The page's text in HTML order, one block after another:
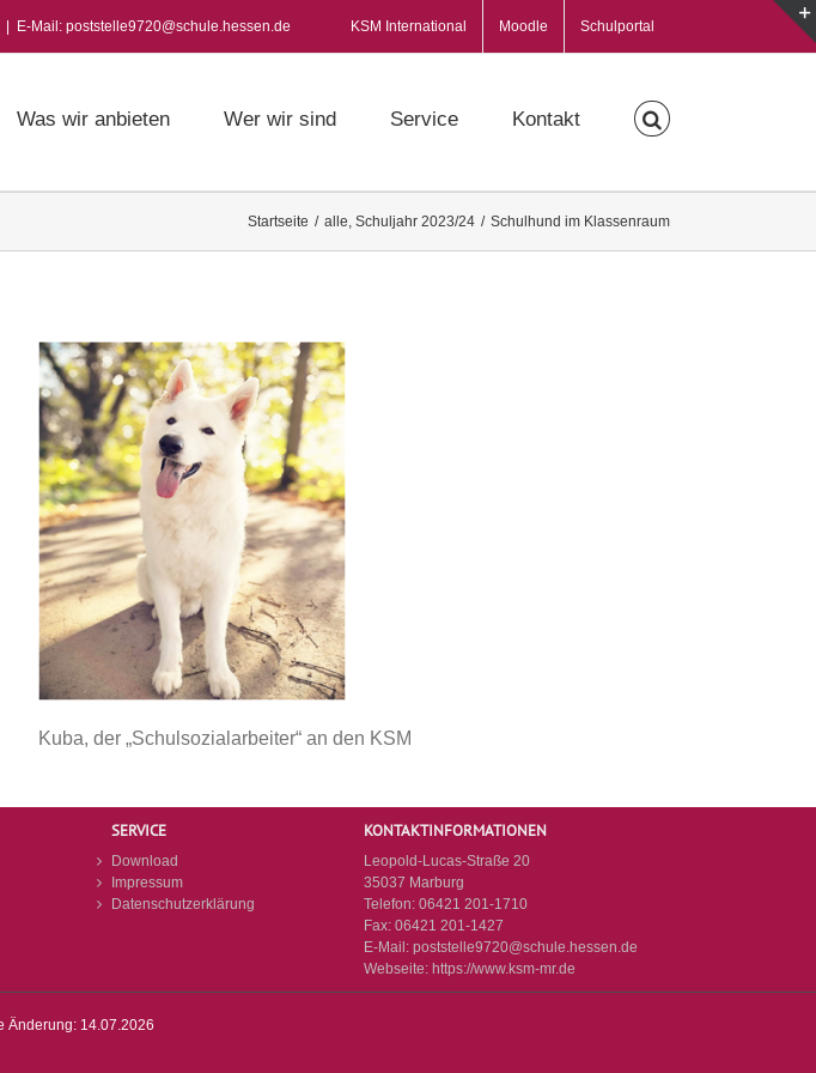
E-Mail: poststelle9720@schule.hessen.de KSM International Moodle Schulportal
Was wir anbieten Wer wir sind Service Kontakt
Startseite / alle, Schuljahr 2023/24 / Schulhund im Klassenraum
Kuba, der „Schulsozialarbeiter“ an den KSM
SERVICE
Download
Impressum
Datenschutzerklärung
KONTAKTINFORMATIONEN
Leopold-Lucas-Straße 20
35037 Marburg
Telefon: 06421 201-1710
Fax: 06421 201-1427
E-Mail: poststelle9720@schule.hessen.de
Webseite: https://www.ksm-mr.de
Änderung: 14.07.2026